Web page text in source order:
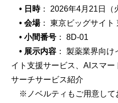
• 日時： 2026年4月21日（
• 会場： 東京ビッグサイト
• 小間番号 ： 8D-01
• 展示内容 ： 製薬業界向
イト支援サービス、AIスマー
サーチサービス紹介
※ノベルティもご用意して